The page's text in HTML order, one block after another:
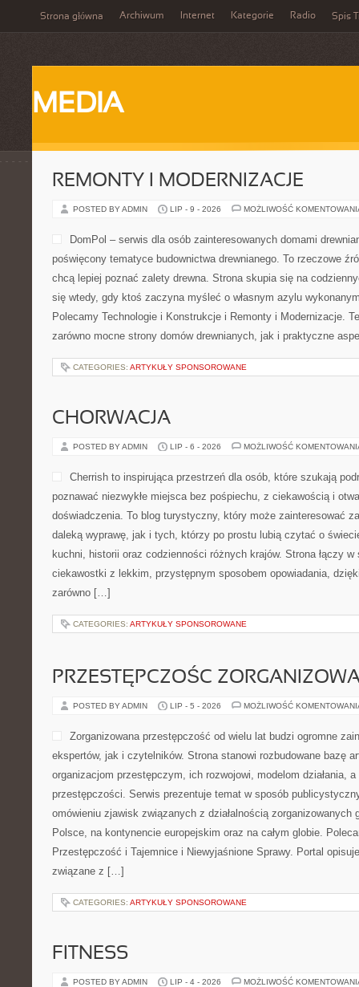
Strona główna Archiwum Internet Kategorie Radio Spis
MEDIA
REMONTY I MODERNIZACJE
POSTED BY ADMIN LIP - 9 - 2026 MOŻLIWOŚĆ
DomPol – serwis dla osób zainteresowanych domami
poświęcony tematyce budownictwa drewnianego. To rzeczowe
chcą lepiej poznać zalety drewna. Strona skupia się na
się wtedy, gdy ktoś zaczyna myśleć o własnym azylu
Polecamy Technologie i Konstrukcje i Remonty i Modernizacje.
zarówno mocne strony domów drewnianych, jak i praktyczne
CATEGORIES: ARTYKUŁY SPONSOROWANE
CHORWACJA
POSTED BY ADMIN LIP - 6 - 2026 MOŻLIWOŚĆ
Cherrish to inspirująca przestrzeń dla osób, które szukają
poznawać niezwykłe miejsca bez pośpiechu, z ciekawością i
doświadczenia. To blog turystyczny, który może zainteresować
daleką wyprawę, jak i tych, którzy po prostu lubią czytać o
kuchni, historii oraz codzienności różnych krajów. Strona łączy w
ciekawostki z lekkim, przystępnym sposobem opowiadania,
zarówno […]
CATEGORIES: ARTYKUŁY SPONSOROWANE
PRZESTĘPCZOŚC
POSTED BY ADMIN LIP - 5 - 2026 MOŻLIWOŚĆ
Zorganizowana przestępczość od wielu lat budzi ogromne
ekspertów, jak i czytelników. Strona stanowi rozbudowane bazę
organizacjom przestępczym, ich rozwojowi, modelom działania,
przestępczości. Serwis prezentuje temat w sposób
omówieniu zjawisk związanych z działalnością zorganizowanych
Polsce, na kontynencie europejskim oraz na całym globie.
Przestępczość i Tajemnice i Niewyjaśnione Sprawy. Portal
związane z […]
CATEGORIES: ARTYKUŁY SPONSOROWANE
FITNESS
POSTED BY ADMIN LIP - 4 - 2026 MOŻLIWOŚĆ